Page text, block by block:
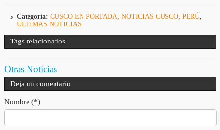
Categoría: CUSCO EN PORTADA NOTICIAS CUSCO, PERÚ,
ULTIMAS NOTICIAS
Tags relacionados
Otras Noticias
Deja un comentario
Nombre (*)